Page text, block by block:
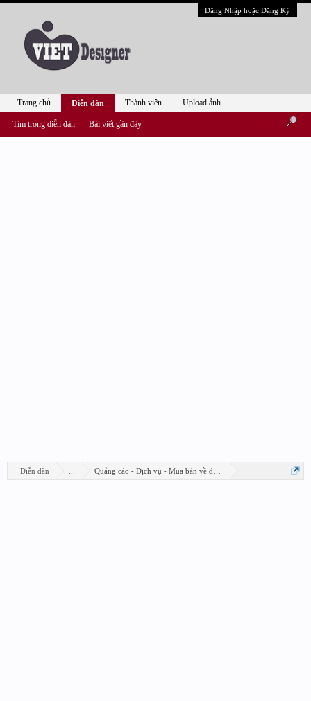
Đăng Nhập hoặc Đăng Ký
Diễn đàn Quảng cáo - Dịch vụ - Mua bán về design
Trang chủ Diễn đàn
Tìm trong diễn đàn Bài viết gần đây
Thành viên Upload ảnh